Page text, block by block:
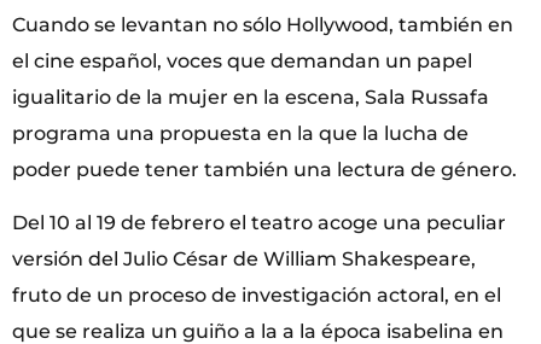
Cuando se levantan no sólo Hollywood, también en
el cine español, voces que demandan un papel
igualitario de la mujer en la escena, Sala Russafa
programa una propuesta en la que la lucha de
poder puede tener también una lectura de género.
Del 10 al 19 de febrero el teatro acoge una peculiar
versión del Julio César de William Shakespeare,
fruto de un proceso de investigación actoral, en el
que se realiza un guiño a la a la época isabelina en